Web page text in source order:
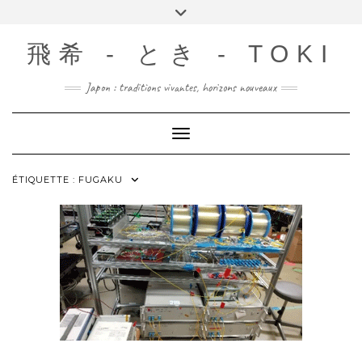
content飛希 - とき - TOKI
Japon : traditions vivantes, horizons nouveaux
Toggle Navigation
ÉTIQUETTE : FUGAKU